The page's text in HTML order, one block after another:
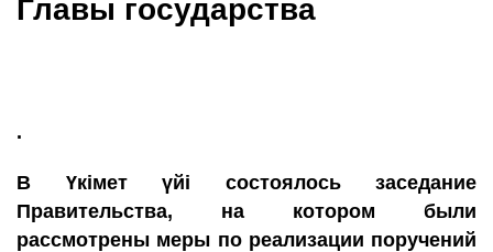
Главы государства
.
В Үкімет үйі состоялось заседание
Правительства, на котором были
рассмотрены меры по реализации поручений